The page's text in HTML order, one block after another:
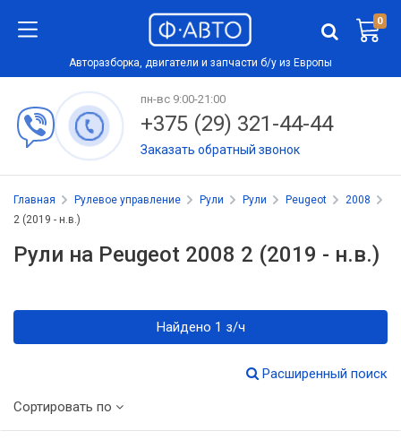
0
Авторазборка, двигатели и запчасти б/у из Европы
пн-вс 9:00-21:00
+375 (29) 321-44-44
Заказать обратный звонок
Главная Рулевое управление Рули Рули Peugeot
2008
2 (2019 - н.в.)
Рули на Peugeot 2008 2 (2019 - н.в.)
Найдено 1 з/ч
Расширенный поиск
Сортировать по